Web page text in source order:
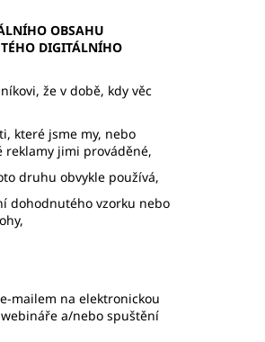
OBSAHU
DIGITÁLNÍHO
že v době, kdy věc
které jsme my, nebo
reklamy jimi prováděné,
druhu obvykle používá,
dohodnutého vzorku nebo
mailem na elektronickou
a/nebo spuštění